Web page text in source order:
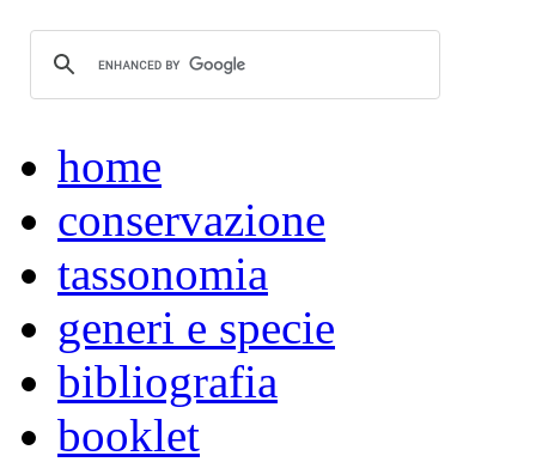
home
conservazione
tassonomia
generi e specie
bibliografia
booklet